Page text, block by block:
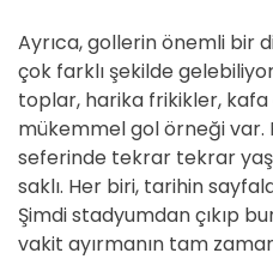
Ayrıca, gollerin önemli bir
çok farklı şekilde
toplar, harika frikikler,
mükemmel gol örneği var.
seferinde tekrar tekrar
saklı. Her biri, tarihin
Şimdi stadyumdan çıkıp
vakit ayırmanın tam